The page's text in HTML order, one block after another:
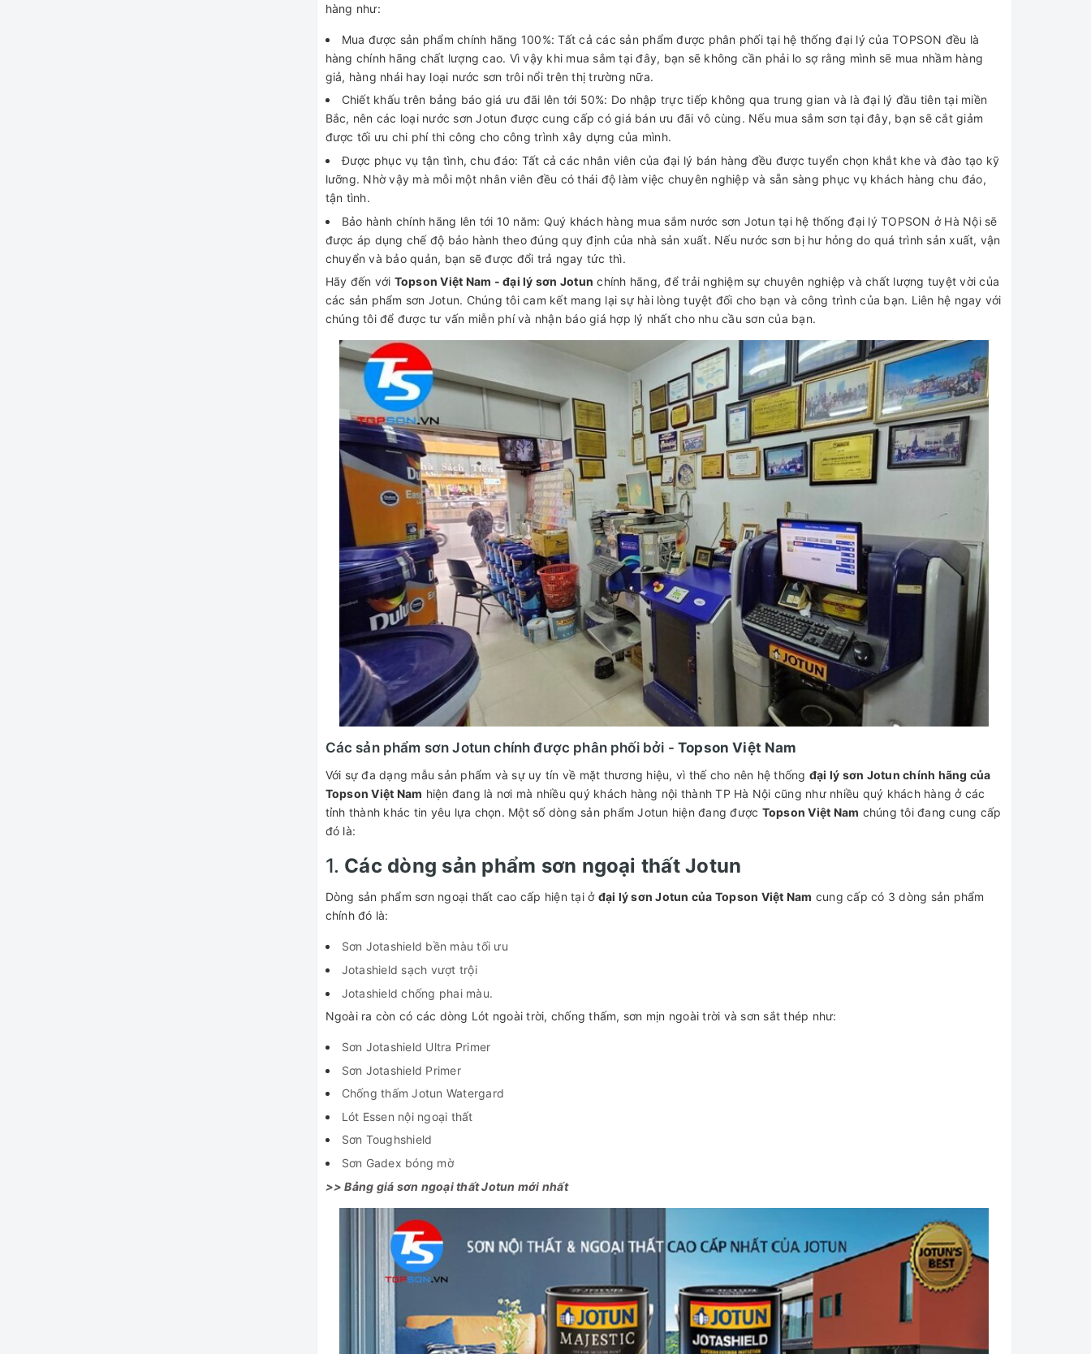
hàng như:
Mua được sản phẩm chính hãng 100%: Tất cả các sản phẩm được phân phối tại hệ thống đại lý của TOPSON đều là
hàng chính hãng chất lượng cao. Vì vậy khi mua sắm tại đây, bạn sẽ không cần phải lo sợ rằng mình sẽ mua nhầm hàng
giả, hàng nhái hay loại nước sơn trôi nổi trên thị trường nữa.
Chiết khấu trên bảng báo giá ưu đãi lên tới 50%: Do nhập trực tiếp không qua trung gian và là đại lý đầu tiên tại miền
Bắc, nên các loại nước sơn Jotun được cung cấp có giá bán ưu đãi vô cùng. Nếu mua sắm sơn tại đây, bạn sẽ cắt giảm
được tối ưu chi phí thi công cho công trình xây dựng của mình.
Được phục vụ tận tình, chu đáo: Tất cả các nhân viên của đại lý bán hàng đều được tuyển chọn khắt khe và đào tạo kỹ
lưỡng. Nhờ vậy mà mỗi một nhân viên đều có thái độ làm việc chuyên nghiệp và sẵn sàng phục vụ khách hàng chu đáo,
tận tình.
Bảo hành chính hãng lên tới 10 năm: Quý khách hàng mua sắm nước sơn Jotun tại hệ thống đại lý TOPSON ở Hà Nội sẽ
được áp dụng chế độ bảo hành theo đúng quy định của nhà sản xuất. Nếu nước sơn bị hư hỏng do quá trình sản xuất, vận
chuyển và bảo quản, bạn sẽ được đổi trả ngay tức thì.
Hãy đến với Topson Việt Nam - đại lý sơn Jotun chính hãng, để trải nghiệm sự chuyên nghiệp và chất lượng tuyệt vời của
các sản phẩm sơn Jotun. Chúng tôi cam kết mang lại sự hài lòng tuyệt đối cho bạn và công trình của bạn. Liên hệ ngay với
chúng tôi để được tư vấn miễn phí và nhận báo giá hợp lý nhất cho nhu cầu sơn của bạn.
Các sản phẩm sơn Jotun chính được phân phối bởi - Topson Việt Nam
Với sự đa dạng mẫu sản phẩm và sự uy tín về mặt thương hiệu, vì thế cho nên hệ thống đại lý sơn Jotun chính hãng của
Topson Việt Nam hiện đang là nơi mà nhiều quý khách hàng nội thành TP Hà Nội cũng như nhiều quý khách hàng ở các
tỉnh thành khác tin yêu lựa chọn. Một số dòng sản phẩm Jotun hiện đang được Topson Việt Nam chúng tôi đang cung cấp
đó là:
1. Các dòng sản phẩm sơn ngoại thất Jotun
Dòng sản phẩm sơn ngoại thất cao cấp hiện tại ở đại lý sơn Jotun của Topson Việt Nam cung cấp có 3 dòng sản phẩm
chính đó là:
Sơn Jotashield bền màu tối ưu
Jotashield sạch vượt trội
Jotashield chống phai màu.
Ngoài ra còn có các dòng Lót ngoài trời, chống thấm, sơn mịn ngoài trời và sơn sắt thép như:
Sơn Jotashield Ultra Primer
Sơn Jotashield Primer
Chống thấm Jotun Watergard
Lót Essen nội ngoại thất
Sơn Toughshield
Sơn Gadex bóng mờ
>> Bảng giá sơn ngoại thất Jotun mới nhất